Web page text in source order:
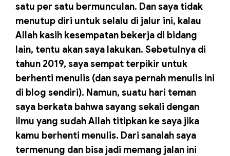
satu per satu bermunculan. Dan saya tidak
menutup diri untuk selalu di jalur ini, kalau
Allah kasih kesempatan bekerja di bidang
lain, tentu akan saya lakukan. Sebetulnya di
tahun 2019, saya sempat terpikir untuk
berhenti menulis (dan saya pernah menulis ini
di blog sendiri). Namun, suatu hari teman
saya berkata bahwa sayang sekali dengan
ilmu yang sudah Allah titipkan ke saya jika
kamu berhenti menulis. Dari sanalah saya
termenung dan bisa jadi memang jalan ini